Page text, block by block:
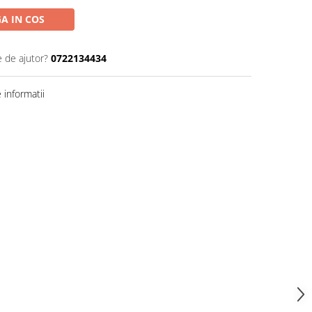
IN COS
de ajutor? 0722134434
informatii